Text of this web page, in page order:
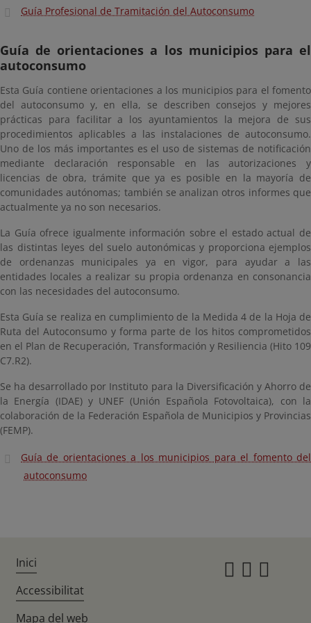
Guía Profesional de Tramitación del Autoconsumo
Guía de orientaciones a los municipios para el
autoconsumo
Esta Guía contiene orientaciones a los municipios para el fomento
del autoconsumo y, en ella, se describen consejos y mejores
prácticas para facilitar a los ayuntamientos la mejora de sus
procedimientos aplicables a las instalaciones de autoconsumo.
Uno de los más importantes es el uso de sistemas de notificación
mediante declaración responsable en las autorizaciones y
licencias de obra, trámite que ya es posible en la mayoría de
comunidades autónomas; también se analizan otros informes que
actualmente ya no son necesarios.
La Guía ofrece igualmente información sobre el estado actual de
las distintas leyes del suelo autonómicas y proporciona ejemplos
de ordenanzas municipales ya en vigor, para ayudar a las
entidades locales a realizar su propia ordenanza en consonancia
con las necesidades del autoconsumo.
Esta Guía se realiza en cumplimiento de la Medida 4 de la Hoja de
Ruta del Autoconsumo y forma parte de los hitos comprometidos
en el Plan de Recuperación, Transformación y Resiliencia (Hito 109
C7.R2).
Se ha desarrollado por Instituto para la Diversificación y Ahorro de
la Energía (IDAE) y UNEF (Unión Española Fotovoltaica), con la
colaboración de la Federación Española de Municipios y Provincias
(FEMP).
Guía de orientaciones a los municipios para el fomento del
autoconsumo
Inici
Accessibilitat
Mapa del web